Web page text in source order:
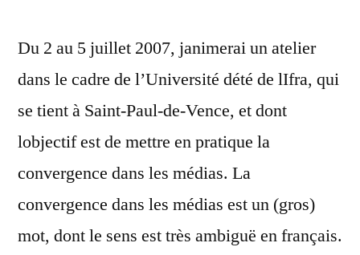
Du 2 au 5 juillet 2007, janimerai un atelier
dans le cadre de l’Université dété de lIfra, qui
se tient à Saint-Paul-de-Vence, et dont
lobjectif est de mettre en pratique la
convergence dans les médias. La
convergence dans les médias est un (gros)
mot, dont le sens est très ambiguë en français.